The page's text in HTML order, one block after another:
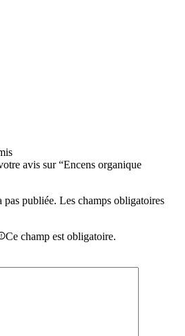
avis sur “Encens organique
pas publiée. Les champs obligatoires
Ce champ est obligatoire.